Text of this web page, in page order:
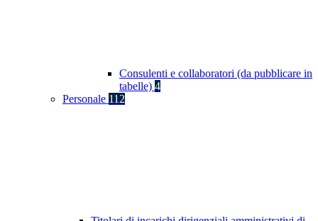
Consulenti e collaboratori (da pubblicare in
tabelle) 4
Personale 112